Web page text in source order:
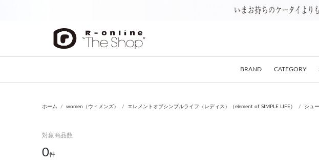
BRAND CATEGORY
ホーム women（ウィメンズ） エレメントオブシンプルライフ（レディス）（element of SIMPLE LIFE） シュ
対象商品数
0件